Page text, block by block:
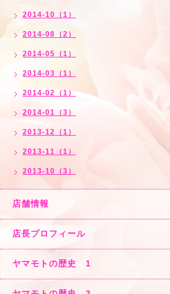
2014-10（1）
2014-08（2）
2014-05（1）
2014-03（1）
2014-02（1）
2014-01（3）
2013-12（1）
2013-11（1）
2013-10（3）
店舗情報
店長プロフィール
ヤマモトの歴史 1